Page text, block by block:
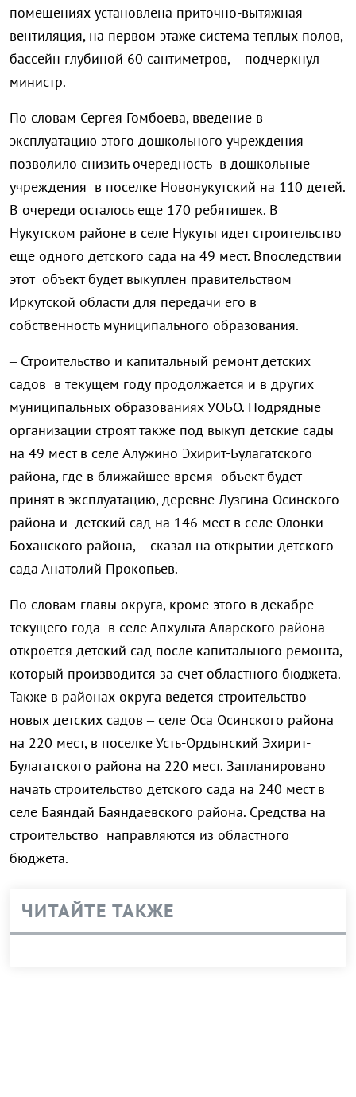
помещениях установлена приточно-вытяжная
вентиляция, на первом этаже система теплых полов,
бассейн глубиной 60 сантиметров, – подчеркнул
министр.
По словам Сергея Гомбоева, введение в
эксплуатацию этого дошкольного учреждения
позволило снизить очередность в дошкольные
учреждения в поселке Новонукутский на 110 детей.
В очереди осталось еще 170 ребятишек. В
Нукутском районе в селе Нукуты идет строительство
еще одного детского сада на 49 мест. Впоследствии
этот объект будет выкуплен правительством
Иркутской области для передачи его в
собственность муниципального образования.
– Строительство и капитальный ремонт детских
садов в текущем году продолжается и в других
муниципальных образованиях УОБО. Подрядные
организации строят также под выкуп детские сады
на 49 мест в селе Алужино Эхирит-Булагатского
района, где в ближайшее время объект будет
принят в эксплуатацию, деревне Лузгина Осинского
района и детский сад на 146 мест в селе Олонки
Боханского района, – сказал на открытии детского
сада Анатолий Прокопьев.
По словам главы округа, кроме этого в декабре
текущего года в селе Апхульта Аларского района
откроется детский сад после капитального ремонта,
который производится за счет областного бюджета.
Также в районах округа ведется строительство
новых детских садов – селе Оса Осинского района
на 220 мест, в поселке Усть-Ордынский Эхирит-
Булагатского района на 220 мест. Запланировано
начать строительство детского сада на 240 мест в
селе Баяндай Баяндаевского района. Средства на
строительство направляются из областного
бюджета.
ЧИТАЙТЕ ТАКЖЕ